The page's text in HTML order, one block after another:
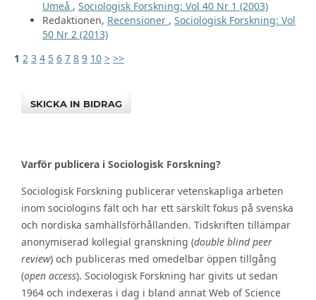
Umeå , Sociologisk Forskning: Vol 40 Nr 1 (2003)
Redaktionen, Recensioner , Sociologisk Forskning: Vol
50 Nr 2 (2013)
1 2 3 4 5 6 7 8 9 10 > >>
SKICKA IN BIDRAG
Varför publicera i Sociologisk Forskning?
Sociologisk Forskning publicerar vetenskapliga arbeten
inom sociologins fält och har ett särskilt fokus på svenska
och nordiska samhällsförhållanden. Tidskriften tillämpar
anonymiserad kollegial granskning (double blind peer
review) och publiceras med omedelbar öppen tillgång
(open access). Sociologisk Forskning har givits ut sedan
1964 och indexeras i dag i bland annat Web of Science